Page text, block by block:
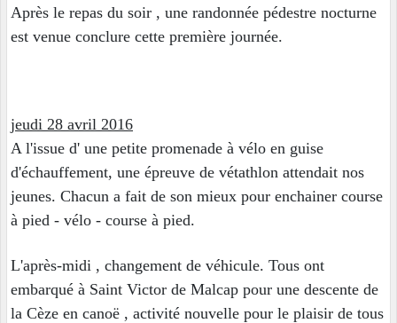
Après le repas du soir , une randonnée pédestre nocturne
est venue conclure cette première journée.
jeudi 28 avril 2016
A l'issue d' une petite promenade à vélo en guise
d'échauffement, une épreuve de vétathlon attendait nos
jeunes. Chacun a fait de son mieux pour enchainer course
à pied - vélo - course à pied.
L'après-midi , changement de véhicule. Tous ont
embarqué à Saint Victor de Malcap pour une descente de
la Cèze en canoë , activité nouvelle pour le plaisir de tous